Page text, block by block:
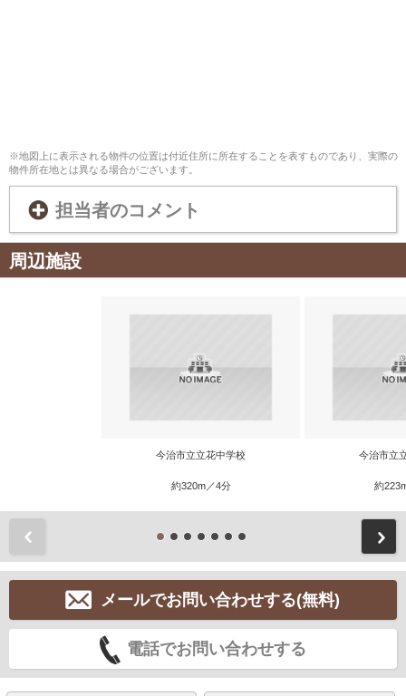
※地図上に表示される物件の位置は付近住所に所在することを表すものであり、実際の
物件所在地とは異なる場合がございます。
担当者のコメント
周辺施設
今治市立立花中学校
約320m／4分
今治市立
約
メールでお問い合わせする(無料)
電話でお問い合わせする